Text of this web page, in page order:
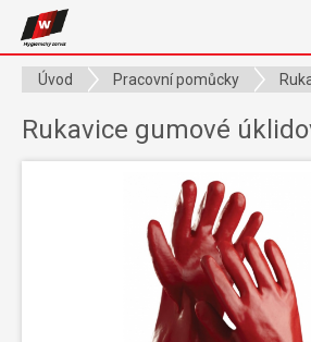
Úvod Pracovní pomůcky
Rukavice gumové